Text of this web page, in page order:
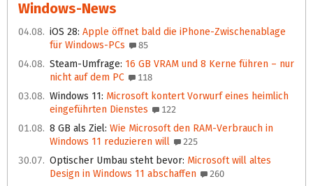
Windows-News
04.08. iOS 28: Apple öffnet bald die iPhone-Zwischenablage
für Windows-PCs
85
04.08. Steam-Umfrage: 16 GB VRAM und 8 Kerne führen – nur
nicht auf dem PC
118
03.08. Windows 11: Microsoft kontert Vorwurf eines heimlich
eingeführten Dienstes
122
01.08. 8 GB als Ziel: Wie Microsoft den RAM-Verbrauch in
Windows 11 reduzieren will
225
30.07. Optischer Umbau steht bevor: Microsoft will altes
Design in Windows 11 abschaffen
260